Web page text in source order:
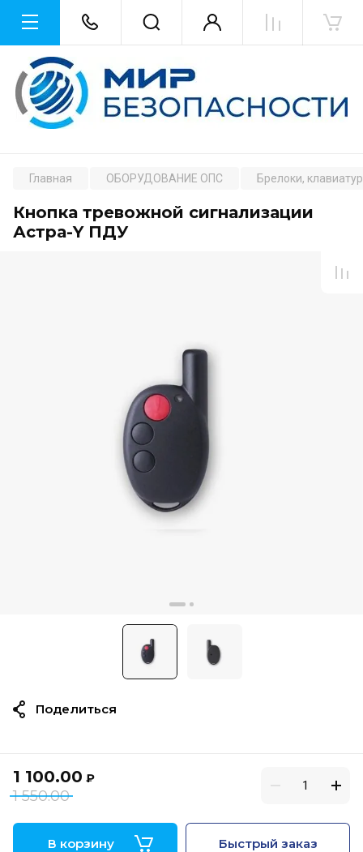
Главная ОБОРУДОВАНИЕ ОПС Брелоки,
Кнопка тревожной сигнализации
Астра-Y ПДУ
1 100.00 ₽
1 550.00
В корзину Быстрый заказ
Поделиться